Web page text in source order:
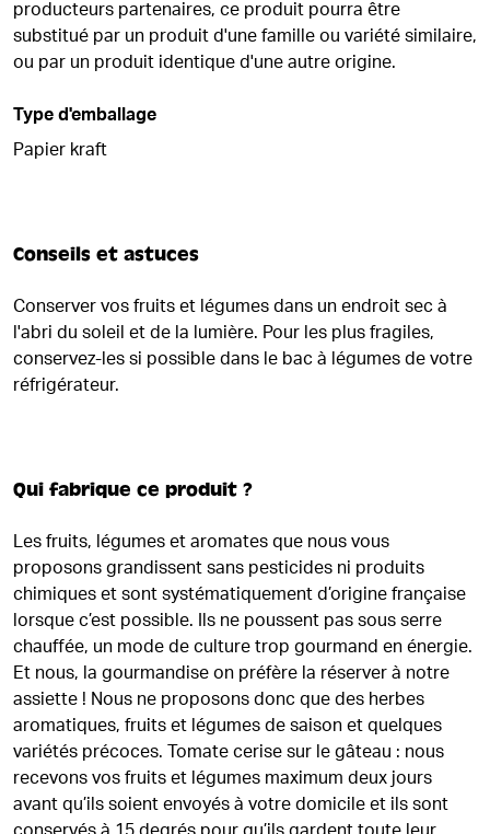
producteurs partenaires, ce produit pourra être
substitué par un produit d'une famille ou variété similaire,
ou par un produit identique d'une autre origine.
Type d'emballage
Papier kraft
Conseils et astuces
Conserver vos fruits et légumes dans un endroit sec à
l'abri du soleil et de la lumière. Pour les plus fragiles,
conservez-les si possible dans le bac à légumes de votre
réfrigérateur.
Qui fabrique ce produit ?
Les fruits, légumes et aromates que nous vous
proposons grandissent sans pesticides ni produits
chimiques et sont systématiquement d’origine française
lorsque c’est possible. Ils ne poussent pas sous serre
chauffée, un mode de culture trop gourmand en énergie.
Et nous, la gourmandise on préfère la réserver à notre
assiette ! Nous ne proposons donc que des herbes
aromatiques, fruits et légumes de saison et quelques
variétés précoces. Tomate cerise sur le gâteau : nous
recevons vos fruits et légumes maximum deux jours
avant qu’ils soient envoyés à votre domicile et ils sont